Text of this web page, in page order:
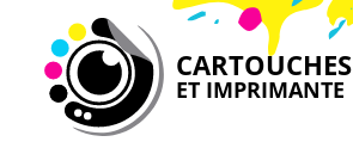
CARTOUCHES
ET IMPRIMANTE